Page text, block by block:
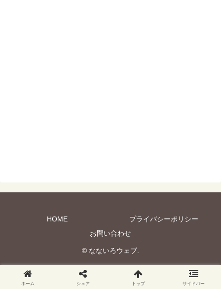
HOME
プライバシーポリシー
お問い合わせ
© なないろウェブ.
ホーム シェア トップ サイドバー